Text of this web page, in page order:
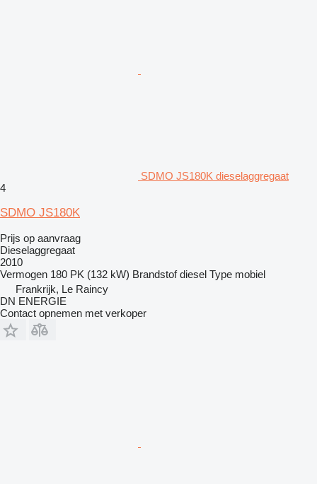
SDMO JS180K dieselaggregaat
4
SDMO JS180K
Prijs op aanvraag
Dieselaggregaat
2010
Vermogen 180 PK (132 kW) Brandstof diesel Type mobiel
Frankrijk, Le Raincy
DN ENERGIE
Contact opnemen met verkoper